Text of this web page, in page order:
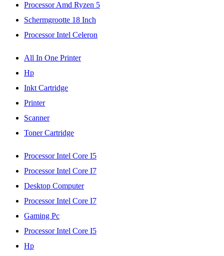
Processor Amd Ryzen 5
Schermgrootte 18 Inch
Processor Intel Celeron
All In One Printer
Hp
Inkt Cartridge
Printer
Scanner
Toner Cartridge
Processor Intel Core I5
Processor Intel Core I7
Desktop Computer
Processor Intel Core I7
Gaming Pc
Processor Intel Core I5
Hp